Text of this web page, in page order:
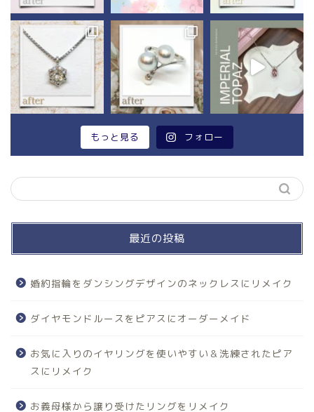
もっと見る フォロー
最近の投稿
婚約指輪をダンシングデザインのネックレスにリメイク
ダイヤモンドルースをピアスにオーダーメイド
お気に入りのイヤリングを使いやすい＆洗練されたピア
スにリメイク
お義母様から譲り受けたリングをリメイク